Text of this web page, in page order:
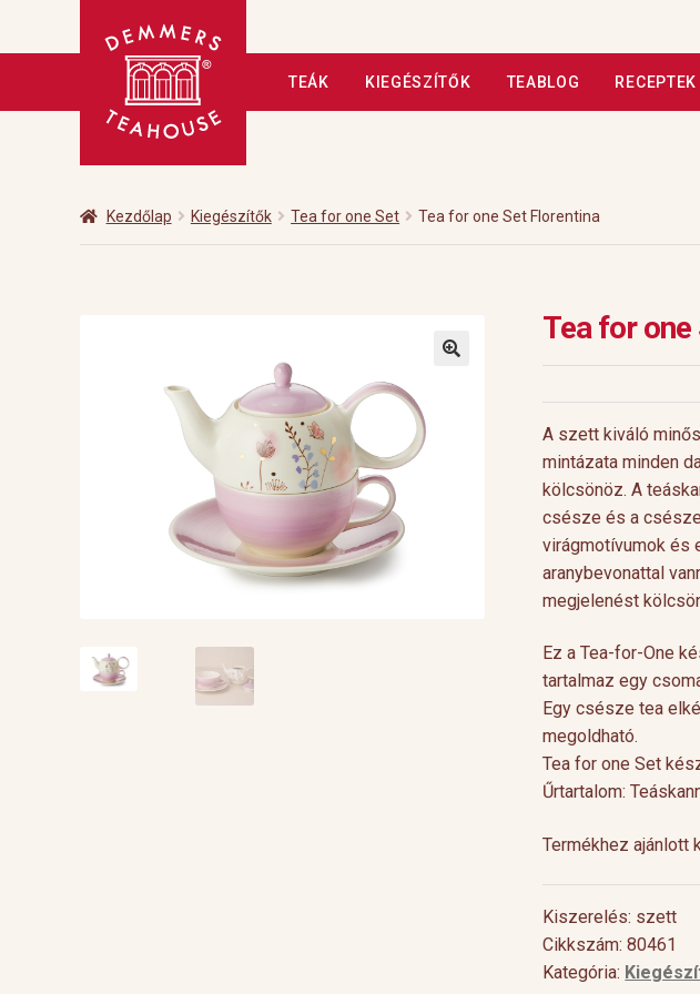
navigációhoz
Kilépés
tartalomba
TEÁK KIEGÉSZÍTŐK TEABLOG RECEPTEK
Üzleteink Vendéglátás Visszautasított fizetés
Kezdőlap Kiegészítők Tea for one Set Tea for one Set Florentina
Tea for
A szett kiváló
mintázata minden
kölcsönöz. A
csésze és a
virágmotívumok és
aranybevonattal
megjelenést
Ez a Tea-for-One
tartalmaz egy
Egy csésze tea
megoldható.
Tea for one Set
Űrtartalom:
Termékhez ajánlott
Kiszerelés: szett
Cikkszám: 80461
Kategória:
Cocktail Time
Nyári estéken jól esik
Nagy örömünkre a
teret kap a
készítő mesterek is